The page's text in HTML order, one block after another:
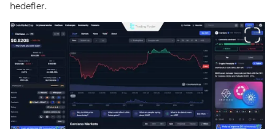
hedefler.